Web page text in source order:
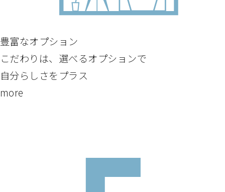
豊富なオプション
こだわりは、選べるオプションで
自分らしさをプラス
more